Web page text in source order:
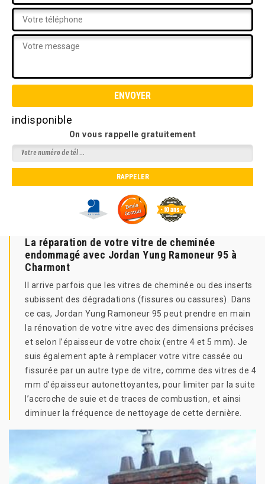
indisponible
On vous rappelle gratuitement
La réparation de votre vitre de cheminée
endommagé avec Jordan Yung Ramoneur 95 à
Charmont
Il arrive parfois que les vitres de cheminée ou des inserts
subissent des dégradations (fissures ou cassures). Dans
ce cas, Jordan Yung Ramoneur 95 peut prendre en main
la rénovation de votre vitre avec des dimensions précises
et selon l’épaisseur de votre choix (entre 4 et 5 mm). Je
suis également apte à remplacer votre vitre cassée ou
fissurée par un autre type de vitre, comme des vitres de 4
mm d’épaisseur autonettoyantes, pour limiter par la suite
l’accroche de suie et de traces de combustion, et ainsi
diminuer la fréquence de nettoyage de cette dernière.